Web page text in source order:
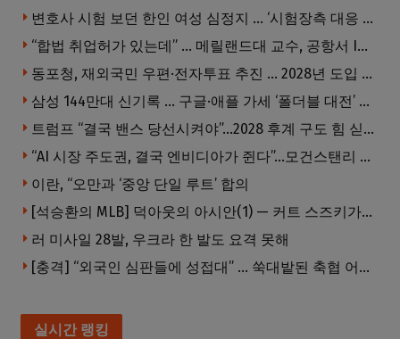
변호사 시험 보던 한인 여성 심정지 … ‘시험장측 대응 부적절’ 소송
“합법 취업허가 있는데” … 메릴랜드대 교수, 공항서 ICE에 체포, 구금 중
동포청, 재외국민 우편·전자투표 추진 … 2028년 도입 목표
삼성 144만대 신기록 … 구글·애플 가세 ‘폴더블 대전’ 열린다
트럼프 “결국 밴스 당선시켜야”…2028 후계 구도 힘 싣나
“AI 시장 주도권, 결국 엔비디아가 쥔다”…모건스탠리 장담
이란, “오만과 ‘중앙 단일 루트’ 합의
[석승환의 MLB] 덕아웃의 아시안(1) — 커트 스즈키가 우리에게 묻는 것
러 미사일 28발, 우크라 한 발도 요격 못해
[충격] “외국인 심판들에 성접대” … 쑥대밭된 축협 어디까지 추락하나
실시간 랭킹